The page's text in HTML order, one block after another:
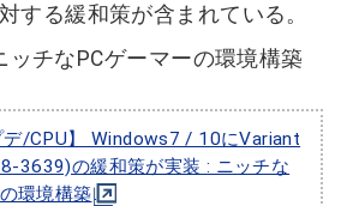
する緩和策が含まれている。
ッチなPCゲーマーの環境構築
デ/CPU】 Windows7 / 10にVariant
3639)の緩和策が実装 : ニッチな
環境構築